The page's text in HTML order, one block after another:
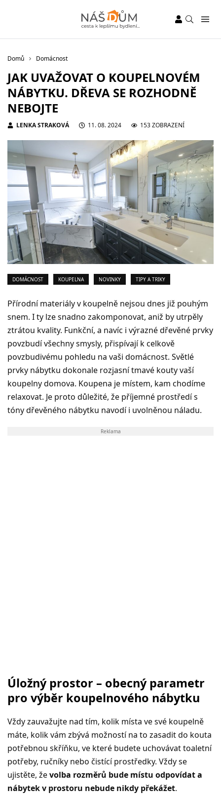
Domů Domácnost
JAK UVAŽOVAT O KOUPELNOVÉM
NÁBYTKU. DŘEVA SE ROZHODNĚ
NEBOJTE
LENKA STRAKOVÁ 11. 08. 2024 153 ZOBRAZENÍ
DOMÁCNOST KOUPELNA NOVINKY TIPY A TRIKY
Přírodní materiály v koupelně nejsou dnes již pouhým
snem. I ty lze snadno zakomponovat, aniž by utrpěly
ztrátou kvality. Funkční, a navíc i výrazné dřevěné prvky
povzbudí všechny smysly, přispívají k celkově
povzbudivému pohledu na vaši domácnost. Světlé
prvky nábytku dokonale rozjasní tmavé kouty vaší
koupelny domova. Koupena je místem, kam chodíme
relaxovat. Je proto důležité, že příjemné prostředí s
tóny dřevěného nábytku navodí i uvolněnou náladu.
Reklama
Úložný prostor – obecný parametr
pro výběr koupelnového nábytku
Vždy zauvažujte nad tím, kolik místa ve své koupelně
máte, kolik vám zbývá možností na to zasadit do kouta
potřebnou skříňku, ve které budete uchovávat toaletní
potřeby, ručníky nebo čistící prostředky. Vždy se
ujistěte, ževolba rozměrů bude místu odpovídat a
nábytek v prostoru nebude nikdy překážet.